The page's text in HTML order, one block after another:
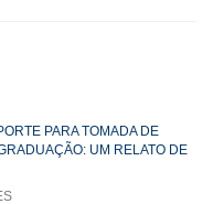
PARA TOMADA DE
UM RELATO DE